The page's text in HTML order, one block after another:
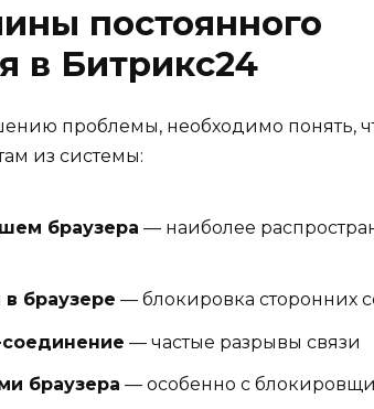
постоянного
в Битрикс24
проблемы, необходимо понять,
из системы:
браузера — наиболее
в браузере — блокировка сторонних
— частые разрывы связи
браузера — особенно с